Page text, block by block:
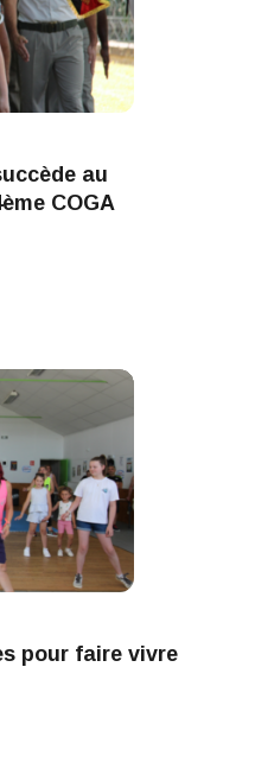
au
COGA
pour faire vivre